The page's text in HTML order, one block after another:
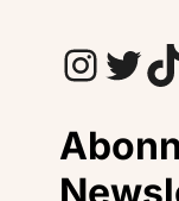
InstagramTwitter TikTok